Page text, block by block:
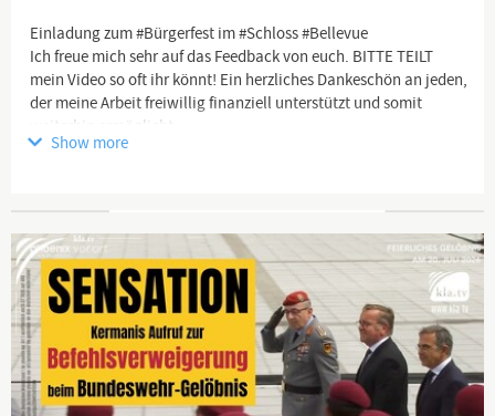
Einladung zum #Bürgerfest im #Schloss #Bellevue
Ich freue mich sehr auf das Feedback von euch. BITTE TEILT
mein Video so oft ihr könnt! Ein herzliches Dankeschön an jeden,
der meine Arbeit freiwillig finanziell unterstützt und somit
weiterhin ermöglicht.
Aufhttps://hallmack.net/index.php/spenden
Twitter mein Newsletter etc. findest Du hier:
https://hallmack.net/index.php/hallmack-commu...
HallMack Homepage mit Shop:
https://hallmack.net
HallMack ist eine Kunstfigur die Beiträge sind #Satire
Bitte nehmt nicht alles so ernst!
Hier werden aktuelle Themen aus den Bereichen: #Politik,
#Gesellschaft und #Kultur kommentiert.
Show more